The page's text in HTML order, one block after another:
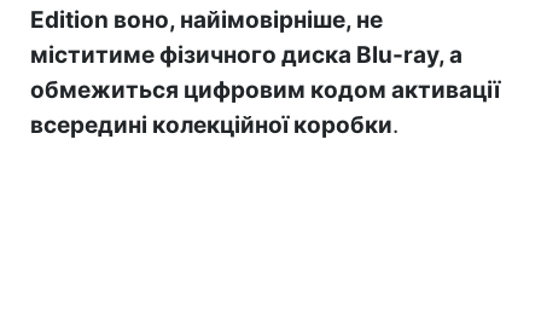
Edition воно, найімовірніше, не
міститиме фізичного диска Blu-ray, а
обмежиться цифровим кодом активації
всередині колекційної коробки.